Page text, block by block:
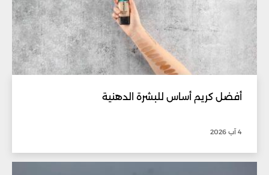
أفضل كريم أساس للبشرة الدهنية
4 آب 2026